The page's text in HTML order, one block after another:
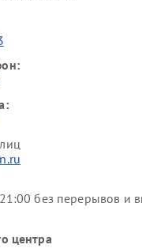
без перерывов и
центра